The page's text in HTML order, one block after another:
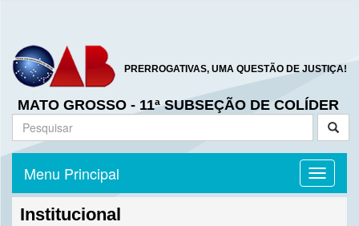
PRERROGATIVAS, UMA QUESTÃO DE JUSTIÇA!
MATO GROSSO - 11ª SUBSEÇÃO DE COLÍDER
Toggle
Menu Principal
Institucional